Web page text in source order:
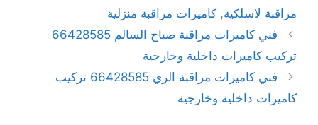
مراقبة لاسلكية, كاميرات مراقبة منزلية
فني كاميرات مراقبة صباح السالم 66428585
تركيب كاميرات داخلية وخارجية
فني كاميرات مراقبة الري 66428585 تركيب
كاميرات داخلية وخارجية